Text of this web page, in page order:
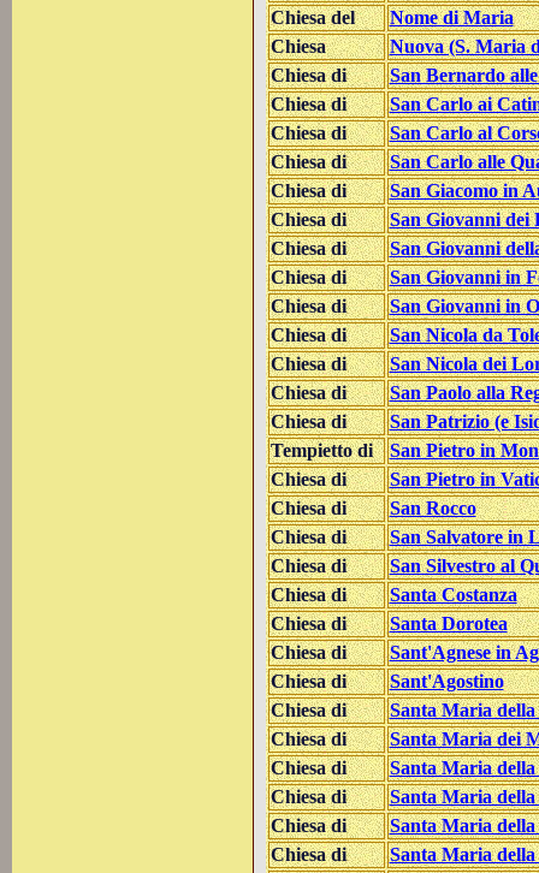
Chiesa del
Nome di Maria
Chiesa
Nuova (S. Maria
Chiesa di
San Bernardo
Chiesa di
San Carlo ai
Chiesa di
San Carlo al
Chiesa di
San Carlo alle
Chiesa di
San Giacomo in
Chiesa di
San Giovanni dei
Chiesa di
San Giovanni
Chiesa di
San Giovanni in
Chiesa di
San Giovanni in
Chiesa di
San Nicola da
Chiesa di
San Nicola dei
Chiesa di
San Paolo alla
Chiesa di
San Patrizio (e
Tempietto di
San Pietro in
Chiesa di
San Pietro in
Chiesa di
San Rocco
Chiesa di
San Salvatore in
Chiesa di
San Silvestro al
Chiesa di
Santa Costanza
Chiesa di
Santa Dorotea
Chiesa di
Sant'Agnese in
Chiesa di
Sant'Agostino
Chiesa di
Santa Maria
Chiesa di
Santa Maria dei
Chiesa di
Santa Maria della
Chiesa di
Santa Maria della
Chiesa di
Santa Maria della
Chiesa di
Santa Maria della